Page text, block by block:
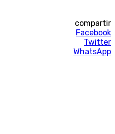
compartir
Facebook
Twitter
WhatsApp